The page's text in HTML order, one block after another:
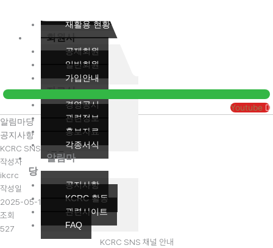
재활용 현황
회원사
공제회원
일반회원
가입안내
자료실
경영공시
관련정보
홍보자료
각종서식
알림마
당
공지사항
KCRC 활동
관련사이트
FAQ
Youtube
알림마당
공지사항
KCRC SNS 채널안내
작성자
ikcrc
작성일
2025-05-13 10:33
조회
527
KCRC SNS 채널 안내